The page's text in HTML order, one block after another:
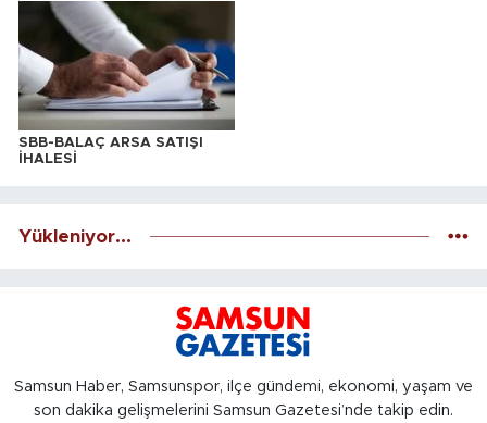
SBB-BALAÇ ARSA SATIŞI
İHALESİ
Yükleniyor...
Samsun Haber, Samsunspor, ilçe gündemi, ekonomi, yaşam ve
son dakika gelişmelerini Samsun Gazetesi’nde takip edin.